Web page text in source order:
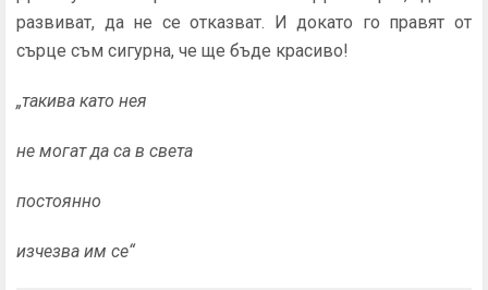
развиват, да не се отказват. И докато го правят от
сърце съм сигурна, че ще бъде красиво!
„такива като нея
не могат да са в света
постоянно
изчезва им се“